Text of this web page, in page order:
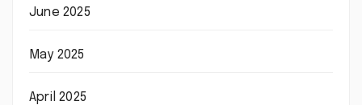
June 2025
May 2025
April 2025